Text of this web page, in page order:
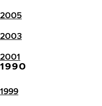
2005
2003
2001
1990
1999